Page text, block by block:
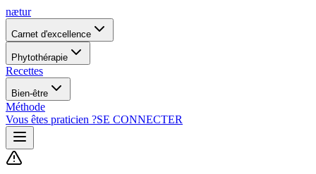
nætur
Carnet d'excellence
Phytothérapie
Recettes
Bien-être
Méthode
Vous êtes praticien ?SE CONNECTER